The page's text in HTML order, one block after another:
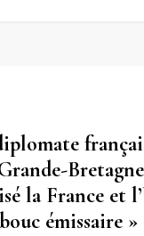
la France et
émissaire »